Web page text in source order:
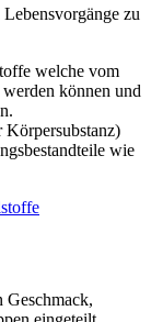
zu
welche vom
können und
Körpersubstanz)
wie
Geschmack,